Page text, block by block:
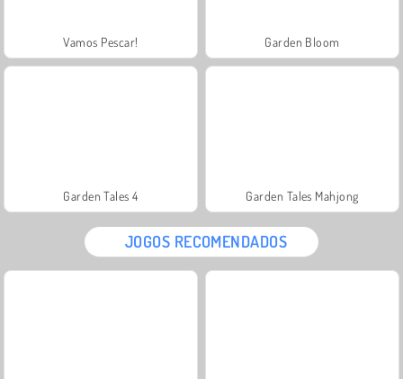
Vamos Pescar! Garden Bloom
Garden Tales 4 Garden Tales Mahjong
JOGOS RECOMENDADOS